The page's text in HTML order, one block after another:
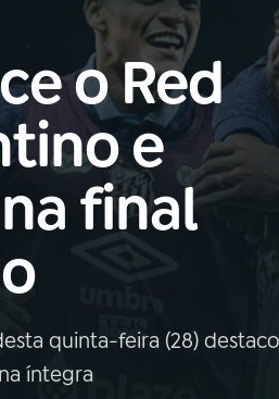
o Red
e
final
quinta-feira (28)
íntegra